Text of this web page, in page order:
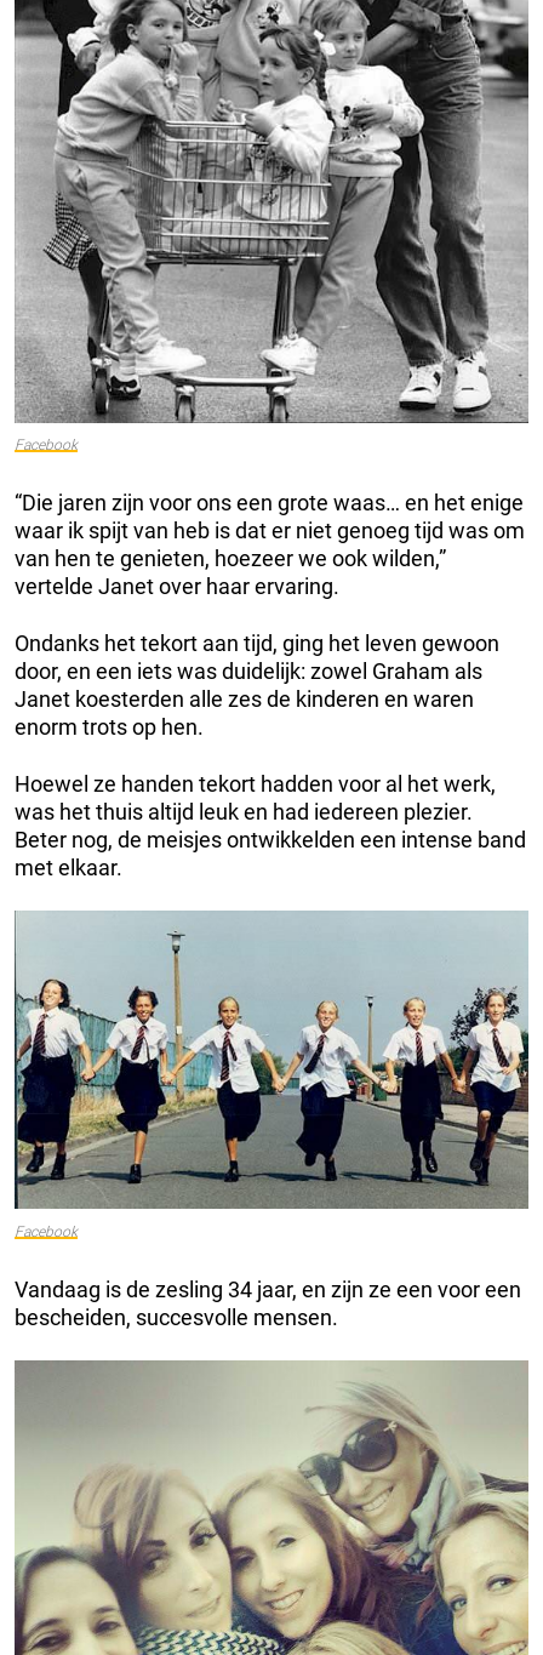
Facebook
“Die jaren zijn voor ons een grote waas… en het enige
waar ik spijt van heb is dat er niet genoeg tijd was om
van hen te genieten, hoezeer we ook wilden,”
vertelde Janet over haar ervaring.
Ondanks het tekort aan tijd, ging het leven gewoon
door, en een iets was duidelijk: zowel Graham als
Janet koesterden alle zes de kinderen en waren
enorm trots op hen.
Hoewel ze handen tekort hadden voor al het werk,
was het thuis altijd leuk en had iedereen plezier.
Beter nog, de meisjes ontwikkelden een intense band
met elkaar.
Facebook
Vandaag is de zesling 34 jaar, en zijn ze een voor een
bescheiden, succesvolle mensen.